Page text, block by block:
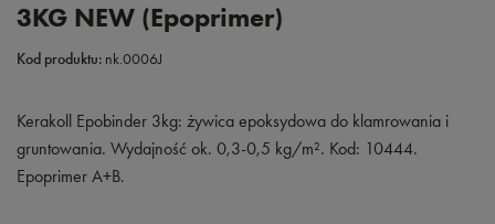
3KG NEW (Epoprimer)
Kod produktu: nk.0006J
Kerakoll Epobinder 3kg: żywica epoksydowa do klamrowania i
gruntowania. Wydajność ok. 0,3-0,5 kg/m². Kod: 10444.
Epoprimer A+B.